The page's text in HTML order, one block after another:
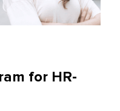
for HR-